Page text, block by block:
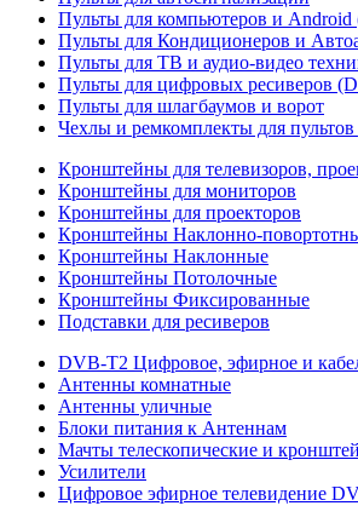
Пульты для компьютеров и Android
Пульты для Кондиционеров и
Пульты для ТВ и аудио-видео
Пульты для цифровых ресиверов
Пульты для шлагбаумов и ворот
Чехлы и ремкомплекты для
Кронштейны для телевизоров,
Кронштейны для мониторов
Кронштейны для проекторов
Кронштейны Наклонно-
Кронштейны Наклонные
Кронштейны Потолочные
Кронштейны Фиксированные
Подставки для ресиверов
DVB-T2 Цифровое, эфирное и
Антенны комнатные
Антенны уличные
Блоки питания к Антеннам
Мачты телескопические и
Усилители
Цифровое эфирное телевидение